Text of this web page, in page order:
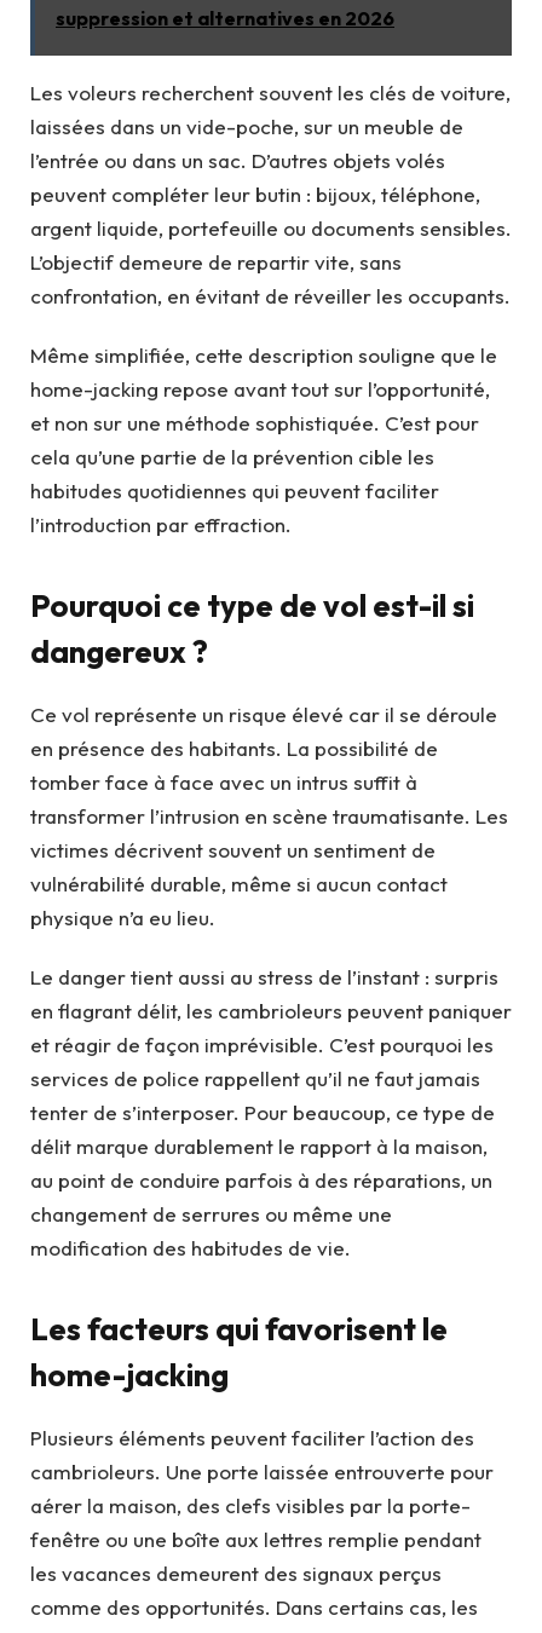
suppression et alternatives en 2026
Les voleurs recherchent souvent les clés de voiture,
laissées dans un vide-poche, sur un meuble de
l’entrée ou dans un sac. D’autres objets volés
peuvent compléter leur butin : bijoux, téléphone,
argent liquide, portefeuille ou documents sensibles.
L’objectif demeure de repartir vite, sans
confrontation, en évitant de réveiller les occupants.
Même simplifiée, cette description souligne que le
home-jacking repose avant tout sur l’opportunité,
et non sur une méthode sophistiquée. C’est pour
cela qu’une partie de la prévention cible les
habitudes quotidiennes qui peuvent faciliter
l’introduction par effraction.
Pourquoi ce type de vol est-il si
dangereux ?
Ce vol représente un risque élevé car il se déroule
en présence des habitants. La possibilité de
tomber face à face avec un intrus suffit à
transformer l’intrusion en scène traumatisante. Les
victimes décrivent souvent un sentiment de
vulnérabilité durable, même si aucun contact
physique n’a eu lieu.
Le danger tient aussi au stress de l’instant : surpris
en flagrant délit, les cambrioleurs peuvent paniquer
et réagir de façon imprévisible. C’est pourquoi les
services de police rappellent qu’il ne faut jamais
tenter de s’interposer. Pour beaucoup, ce type de
délit marque durablement le rapport à la maison,
au point de conduire parfois à des réparations, un
changement de serrures ou même une
modification des habitudes de vie.
Les facteurs qui favorisent le
home-jacking
Plusieurs éléments peuvent faciliter l’action des
cambrioleurs. Une porte laissée entrouverte pour
aérer la maison, des clefs visibles par la porte-
fenêtre ou une boîte aux lettres remplie pendant
les vacances demeurent des signaux perçus
comme des opportunités. Dans certains cas, les